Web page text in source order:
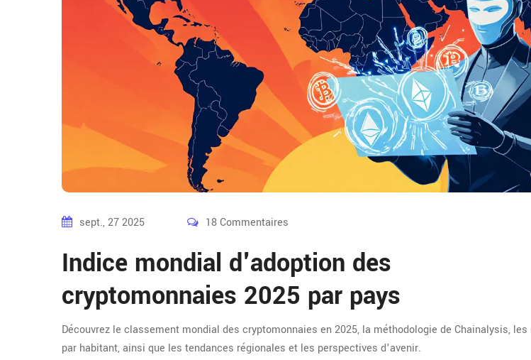
sept., 27 2025 18 Commentaires
Indice mondial d'adoption des
cryptomonnaies 2025 par pays
Découvrez le classement mondial des cryptomonnaies en 2025, la méthodologie de Chainalysis,
par habitant, ainsi que les tendances régionales et les perspectives d’avenir.